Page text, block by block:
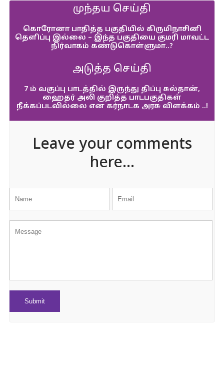
முந்தய செய்தி
கொரோனா பாதித்த பகுதியில் கிருமிநாசினி
தெளிப்பு இல்லை – இந்த பகுதியை குமரி மாவட்ட
நிர்வாகம் கண்டுகொள்ளுமா..?
அடுத்த செய்தி
7 ம் வகுப்பு பாடத்தில் இருந்து திப்பு சுல்தான்,
ஹைதர் அலி குறித்த பாடபகுதிகள்
நீக்கப்படவில்லை என கர்நாடக அரசு விளக்கம் ..!
Leave your comments
here...